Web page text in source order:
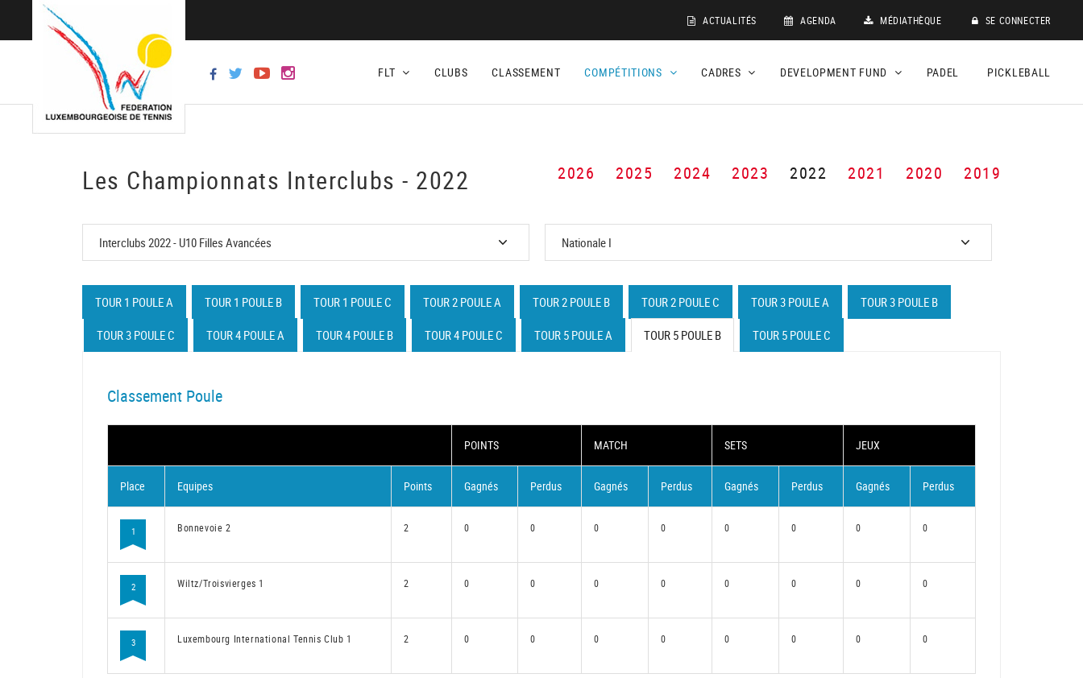
ACTUALITÉS AGENDA MÉDIATHÈQUE SE CONNECTER
FLT CLUBS CLASSEMENT COMPÉTITIONS CADRES DEVELOPMENT FUND PADEL PICKLEBALL
Les Championnats Interclubs - 2022 2026 2025 2024 2023 2022 2021 2020 2019
TOUR 1 POULE A TOUR 1 POULE B TOUR 1 POULE C TOUR 2 POULE A TOUR 2 POULE B TOUR 2 POULE C TOUR 3 POULE A TOUR 3 POULE B
TOUR 3 POULE C TOUR 4 POULE A TOUR 4 POULE B TOUR 4 POULE C TOUR 5 POULE A TOUR 5 POULE B TOUR 5 POULE C
Classement Poule
POINTS MATCH SETS JEUX
Place Equipes Points Gagnés Perdus Gagnés Perdus Gagnés Perdus Gagnés Perdus
1 Bonnevoie 2 2 0 0 0 0 0 0 0 0
2 Wiltz/Troisvierges 1 2 0 0 0 0 0 0 0 0
3 Luxembourg International Tennis Club 1 2 0 0 0 0 0 0 0 0